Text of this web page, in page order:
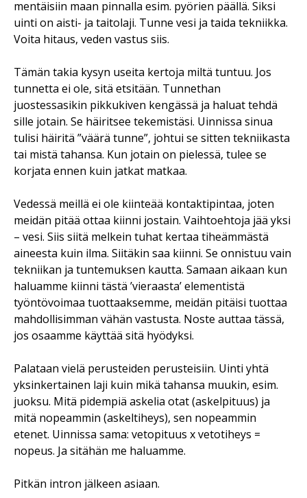
mentäisiin maan pinnalla esim. pyörien päällä. Siksi
uinti on aisti- ja taitolaji. Tunne vesi ja taida tekniikka.
Voita hitaus, veden vastus siis.
Tämän takia kysyn useita kertoja miltä tuntuu. Jos
tunnetta ei ole, sitä etsitään. Tunnethan
juostessasikin pikkukiven kengässä ja haluat tehdä
sille jotain. Se häiritsee tekemistäsi. Uinnissa sinua
tulisi häiritä ”väärä tunne”, johtui se sitten tekniikasta
tai mistä tahansa. Kun jotain on pielessä, tulee se
korjata ennen kuin jatkat matkaa.
Vedessä meillä ei ole kiinteää kontaktipintaa, joten
meidän pitää ottaa kiinni jostain. Vaihtoehtoja jää yksi
– vesi. Siis siitä melkein tuhat kertaa tiheämmästä
aineesta kuin ilma. Siitäkin saa kiinni. Se onnistuu vain
tekniikan ja tuntemuksen kautta. Samaan aikaan kun
haluamme kiinni tästä ’vieraasta’ elementistä
työntövoimaa tuottaaksemme, meidän pitäisi tuottaa
mahdollisimman vähän vastusta. Noste auttaa tässä,
jos osaamme käyttää sitä hyödyksi.
Palataan vielä perusteiden perusteisiin. Uinti yhtä
yksinkertainen laji kuin mikä tahansa muukin, esim.
juoksu. Mitä pidempiä askelia otat (askelpituus) ja
mitä nopeammin (askeltiheys), sen nopeammin
etenet. Uinnissa sama: vetopituus x vetotiheys =
nopeus. Ja sitähän me haluamme.
Pitkän intron jälkeen asiaan.